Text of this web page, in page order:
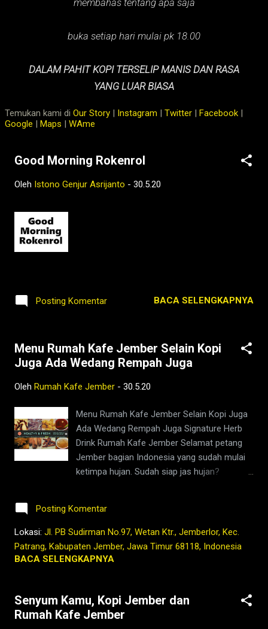
membahas tentang apa saja
buka setiap hari mulai pk 18.00
DALAM PAHIT KOPI TERSELIP MANIS DAN RASA
YANG LUAR BIASA
Temukan kami di Our Story | Instagram | Twitter | Facebook |
Google | Maps | WAme
Good Morning Rokenrol
Oleh Istono Genjur Asrijanto - 30.5.20
Posting Komentar BACA SELENGKAPNYA
Menu Rumah Kafe Jember Selain Kopi
Juga Ada Wedang Rempah Juga
Oleh Rumah Kafe Jember - 30.5.20
Menu Rumah Kafe Jember Selain Kopi Juga
Ada Wedang Rempah Juga Signature Herb
Drink Rumah Kafe Jember Selamat petang
Jember bagian Indonesia yang sudah mulai
ketimpa hujan. Sudah siap jas hujan?
bikin anget, bener selain anget di badan,
pikiran, ini pasti anget juga buat hati kalian 😉
😉😉😉 let's roll...... Dan kata orang ini buat
menjaga daya tahan tubuh kita juga lohhh ...
Posting Komentar
Lokasi: Jl. PB Sudirman No.97, Wetan Ktr., Jemberlor, Kec.
Patrang, Kabupaten Jember, Jawa Timur 68118, Indonesia
BACA SELENGKAPNYA
Senyum Kamu, Kopi Jember dan
Rumah Kafe Jember